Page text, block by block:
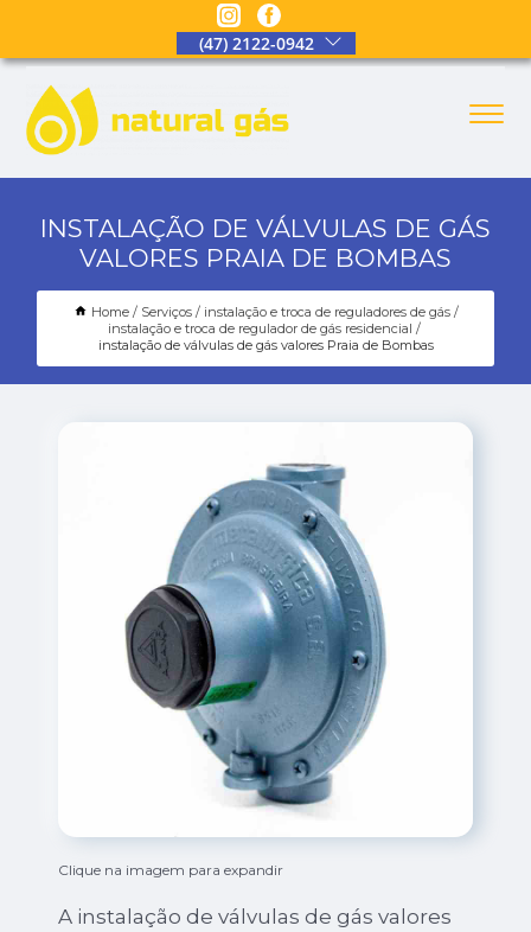
(47) 2122-0942
INSTALAÇÃO DE VÁLVULAS DE GÁS
VALORES PRAIA DE BOMBAS
Home Serviços
instalação e troca de reguladores de gás
instalação e troca de regulador de gás residencial
instalação de válvulas de gás valores Praia de Bombas
Clique na imagem para expandir
A instalação de válvulas de gás valores